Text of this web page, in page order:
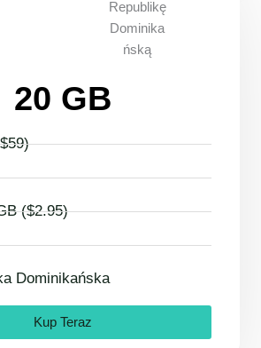
20 GB
($2.95)
Dominikańska
Kup Teraz